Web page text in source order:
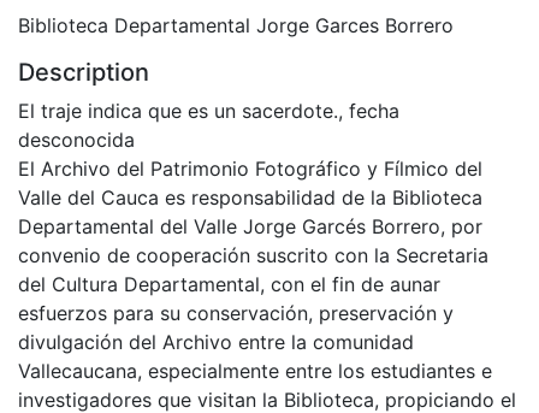
Biblioteca Departamental Jorge Garces Borrero
Description
El traje indica que es un sacerdote., fecha
desconocida
El Archivo del Patrimonio Fotográfico y Fílmico del
Valle del Cauca es responsabilidad de la Biblioteca
Departamental del Valle Jorge Garcés Borrero, por
convenio de cooperación suscrito con la Secretaria
del Cultura Departamental, con el fin de aunar
esfuerzos para su conservación, preservación y
divulgación del Archivo entre la comunidad
Vallecaucana, especialmente entre los estudiantes e
investigadores que visitan la Biblioteca, propiciando el